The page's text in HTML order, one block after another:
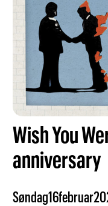
Wish You
anniversary
Søndag16februar